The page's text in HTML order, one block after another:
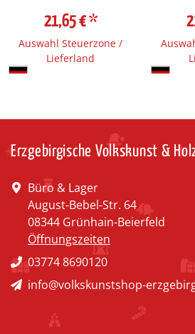
21,65 €*
Auswahl Steuerzone /
Lieferland
Erzgebirgische Volkskunst &
Büro & Lager
August-Bebel-Str. 64
08344 Grünhain-Beierfeld
Öffnungszeiten
03774 8690120
info@volkskunstshop-